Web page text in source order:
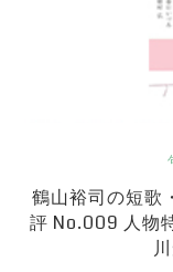
鶴山裕司の短歌
評 No.009 人物